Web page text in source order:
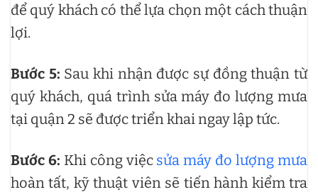
để quý khách có thể lựa chọn một cách thuận
lợi.
Bước 5: Sau khi nhận được sự đồng thuận từ
quý khách, quá trình sửa máy đo lượng mưa
tại quận 2 sẽ được triển khai ngay lập tức.
Bước 6: Khi công việc sửa máy đo lượng mưa
hoàn tất, kỹ thuật viên sẽ tiến hành kiểm tra